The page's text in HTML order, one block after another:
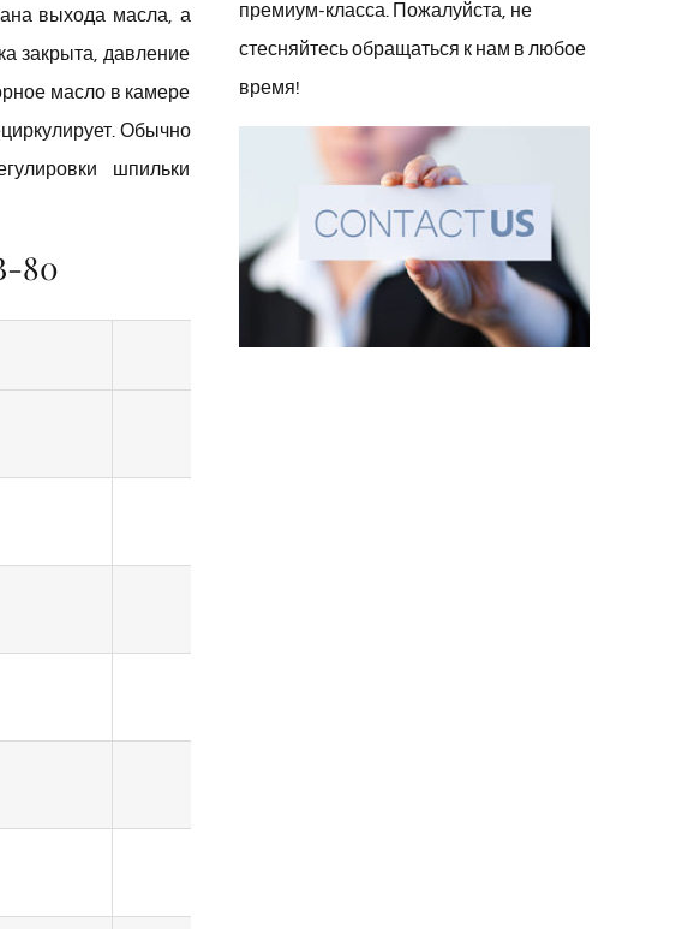
выхода масла, а
закрыта, давление
масло в камере
Обычно
шпильки
80
ЗИБ-80
премиум-класса. Пожалуйста, не
стесняйтесь обращаться к нам в любое
время!